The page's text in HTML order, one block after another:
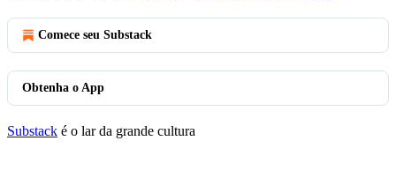
Comece seu Substack
Obtenha o App
Substack é o lar da grande cultura